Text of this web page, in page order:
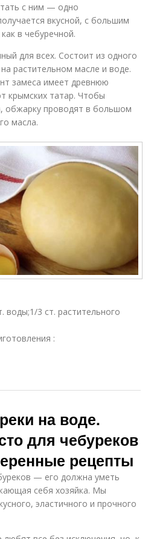
с ним — одно
вкусной, с большим
в чебуречной.
для всех. Состоит из одного
растительном масле и воде.
замеса имеет древнюю
крымских татар. Чтобы
обжарку проводят в большом
масла.
воды;1/3 ст. растительного
:
на воде.
для чебуреков
рецепты
— его должна уметь
себя хозяйка. Мы
эластичного и прочного